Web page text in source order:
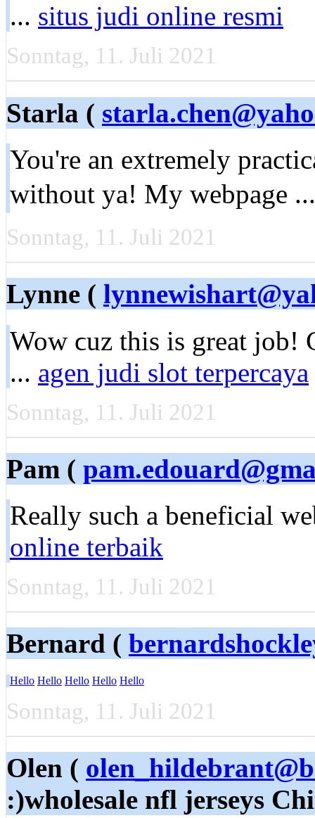
... situs judi online resmi
Sonntag, 11. Juli 2021
Starla (
You're an extremely
without ya! My webpage
Sonntag, 11. Juli 2021
Lynne (
Wow ϲuz this is great job!
... agen judi slot terpercaya
Sonntag, 11. Juli 2021
Pam (
Rеally ѕuch a beneficial
online terbaik
Sonntag, 11. Juli 2021
Bernard (
Hello Hello Hello Hello Hello
Sonntag, 11. Juli 2021
Olen (
:)wholesale nfl jerseys